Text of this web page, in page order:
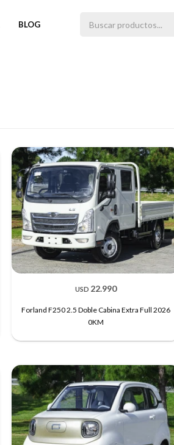
BLOG
USD 22.990
Forland F250 2.5 Doble Cabina Extra Full 2026
0KM